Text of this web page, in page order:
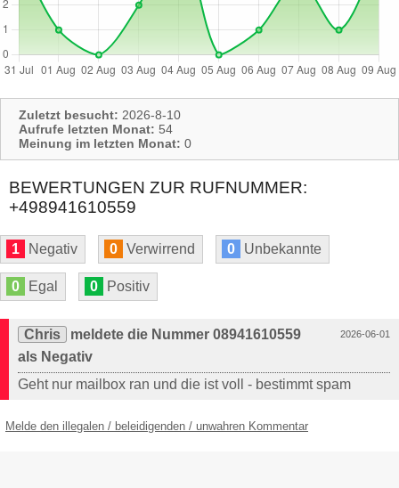
Zuletzt besucht: 2026-8-10
Aufrufe letzten Monat: 54
Meinung im letzten Monat: 0
BEWERTUNGEN ZUR RUFNUMMER:
+498941610559
1 Negativ 0 Verwirrend 0 Unbekannte
0 Egal 0 Positiv
2026-06-01
Chris
meldete die Nummer 08941610559
als Negativ
Geht nur mailbox ran und die ist voll - bestimmt spam
Melde den illegalen / beleidigenden / unwahren Kommentar